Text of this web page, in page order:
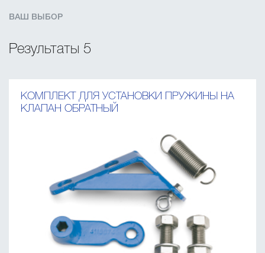
ВАШ ВЫБОР
Результаты 5
КОМПЛЕКТ ДЛЯ УСТАНОВКИ ПРУЖИНЫ НА
КЛАПАН ОБРАТНЫЙ